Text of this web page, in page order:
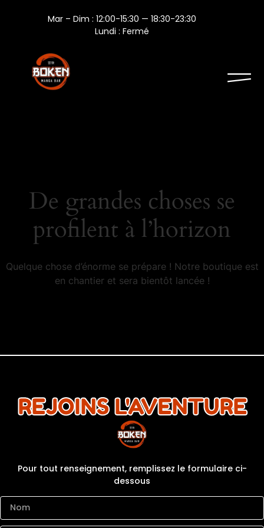
Mar – Dim : 12:00-15:30 — 18:30-23:30
Lundi : Fermé
De grandes choses se
profilent à l’horizon
Quelque chose d’énorme se prépare ! Notre boutique est
en chantier et sera bientôt lancée !
REJOINS L'AVENTURE
Pour tout renseignement, remplissez le formulaire ci-
dessous